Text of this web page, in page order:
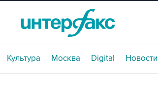
Культура Москва Digital Новости